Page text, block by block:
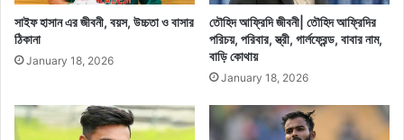
সাইফ হাসান এর জীবনী, বয়স, উচ্চতা ও বাসার
ঠিকানা
January 18, 2026
তৌহিদ আফ্রিদি জীবনী| তৌহিদ আফ্রিদির
পরিচয়, পরিবার, স্ত্রী, গার্লফ্রেন্ড, বাবার নাম,
বাড়ি কোথায়
January 18, 2026